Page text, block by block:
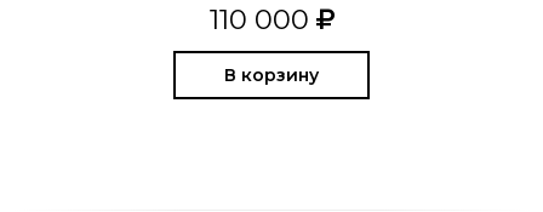
110 000
В корзину